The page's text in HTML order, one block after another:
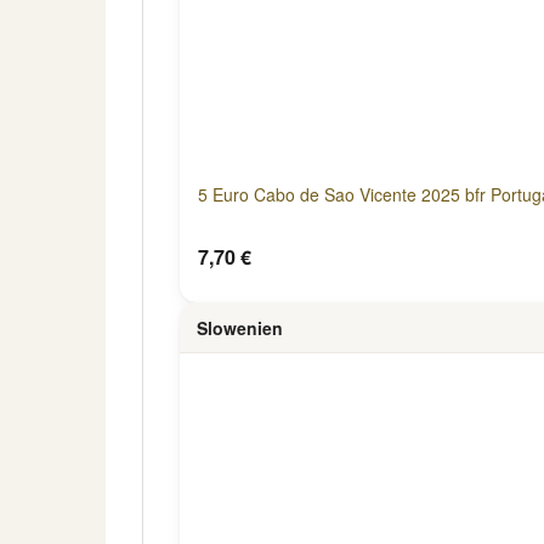
5 Euro Cabo de Sao Vicente 2025 bfr
7,70 €
Slowenien